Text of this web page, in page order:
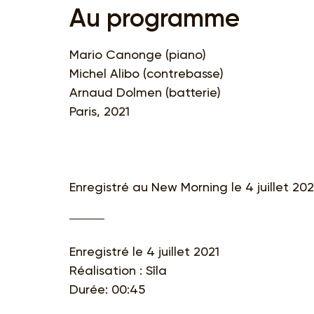
Au programme
Mario Canonge (piano)
Michel Alibo (contrebasse)
Arnaud Dolmen (batterie)
Paris, 2021
Enregistré au New Morning le 4 juillet
Enregistré le 4 juillet 2021
Réalisation : Sîla
Durée: 00:45